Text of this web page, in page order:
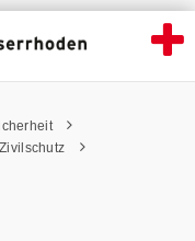
-
Zivilschutz